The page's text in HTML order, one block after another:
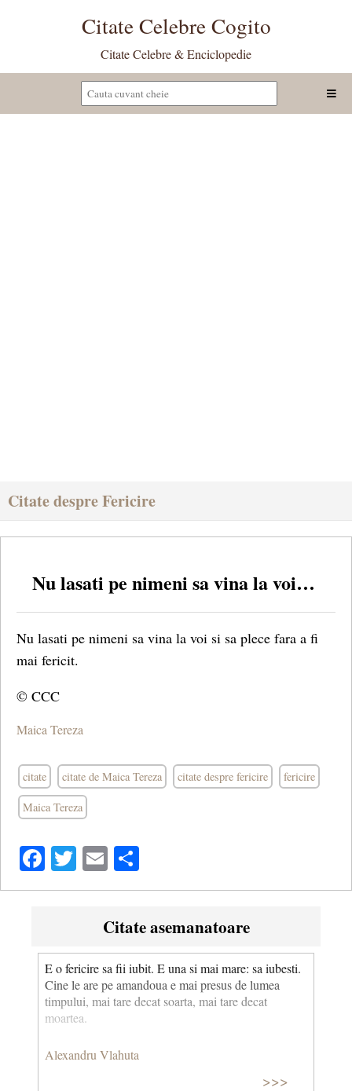
Citate Celebre Cogito
Citate Celebre & Enciclopedie
Citate despre Fericire
Nu lasati pe nimeni sa vina la voi…
Nu lasati pe nimeni sa vina la voi si sa plece fara a fi
mai fericit.
© CCC
Maica Tereza
citate citate de Maica Tereza citate despre fericire fericire
Maica Tereza
Facebook
Twitter
Email
Citate asemanatoare
E o fericire sa fii iubit. E una si mai mare: sa iubesti.
Cine le are pe amandoua e mai presus de lumea
timpului, mai tare decat soarta, mai tare decat
moartea.
Alexandru Vlahuta
>>>